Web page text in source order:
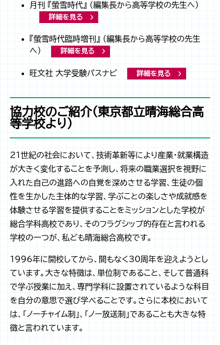
月刊 『螢雪時代』 （編集長から高等学校の先生へ）
詳細を見る
『螢雪時代臨時増刊』 （編集長から高等学校の先生
へ）
詳細を見る
旺文社 大学受験パスナビ 詳細を見る
協力校のご紹介（東京都立晴海総合高
等学校より）
21世紀の社会において、技術革新等により産業・就業構造
が大きく変化することを予測し、将来の職業選択を視野に
入れた自己の進路への自覚を深めさせる学習、生徒の個
性を生かした主体的な学習、学ぶことの楽しさや成就感を
体験させる学習を提供することをミッションとした学校が
総合学科高校であり、そのフラグシップ的存在と言われる
学校の一つが、私ども晴海総合高校です。
1996年に開校してから、間もなく30周年を迎えようとし
ています。大きな特徴は、単位制であること、そして普通科
で学ぶ授業に加え、専門学科に設置されているような科目
を自分の意思で選び学べることです。さらに本校において
は、「ノーチャイム制」、「ノー放送制」であることも大きな特
徴と言われています。